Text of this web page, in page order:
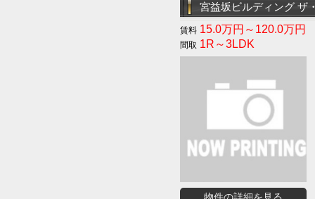
宮益坂ビルディング ザ
15.0万円～120.0万円
1R～3LDK